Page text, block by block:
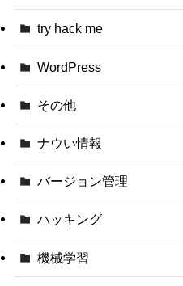
try hack me
WordPress
その他
ナウい情報
バージョン管理
ハッキング
機械学習